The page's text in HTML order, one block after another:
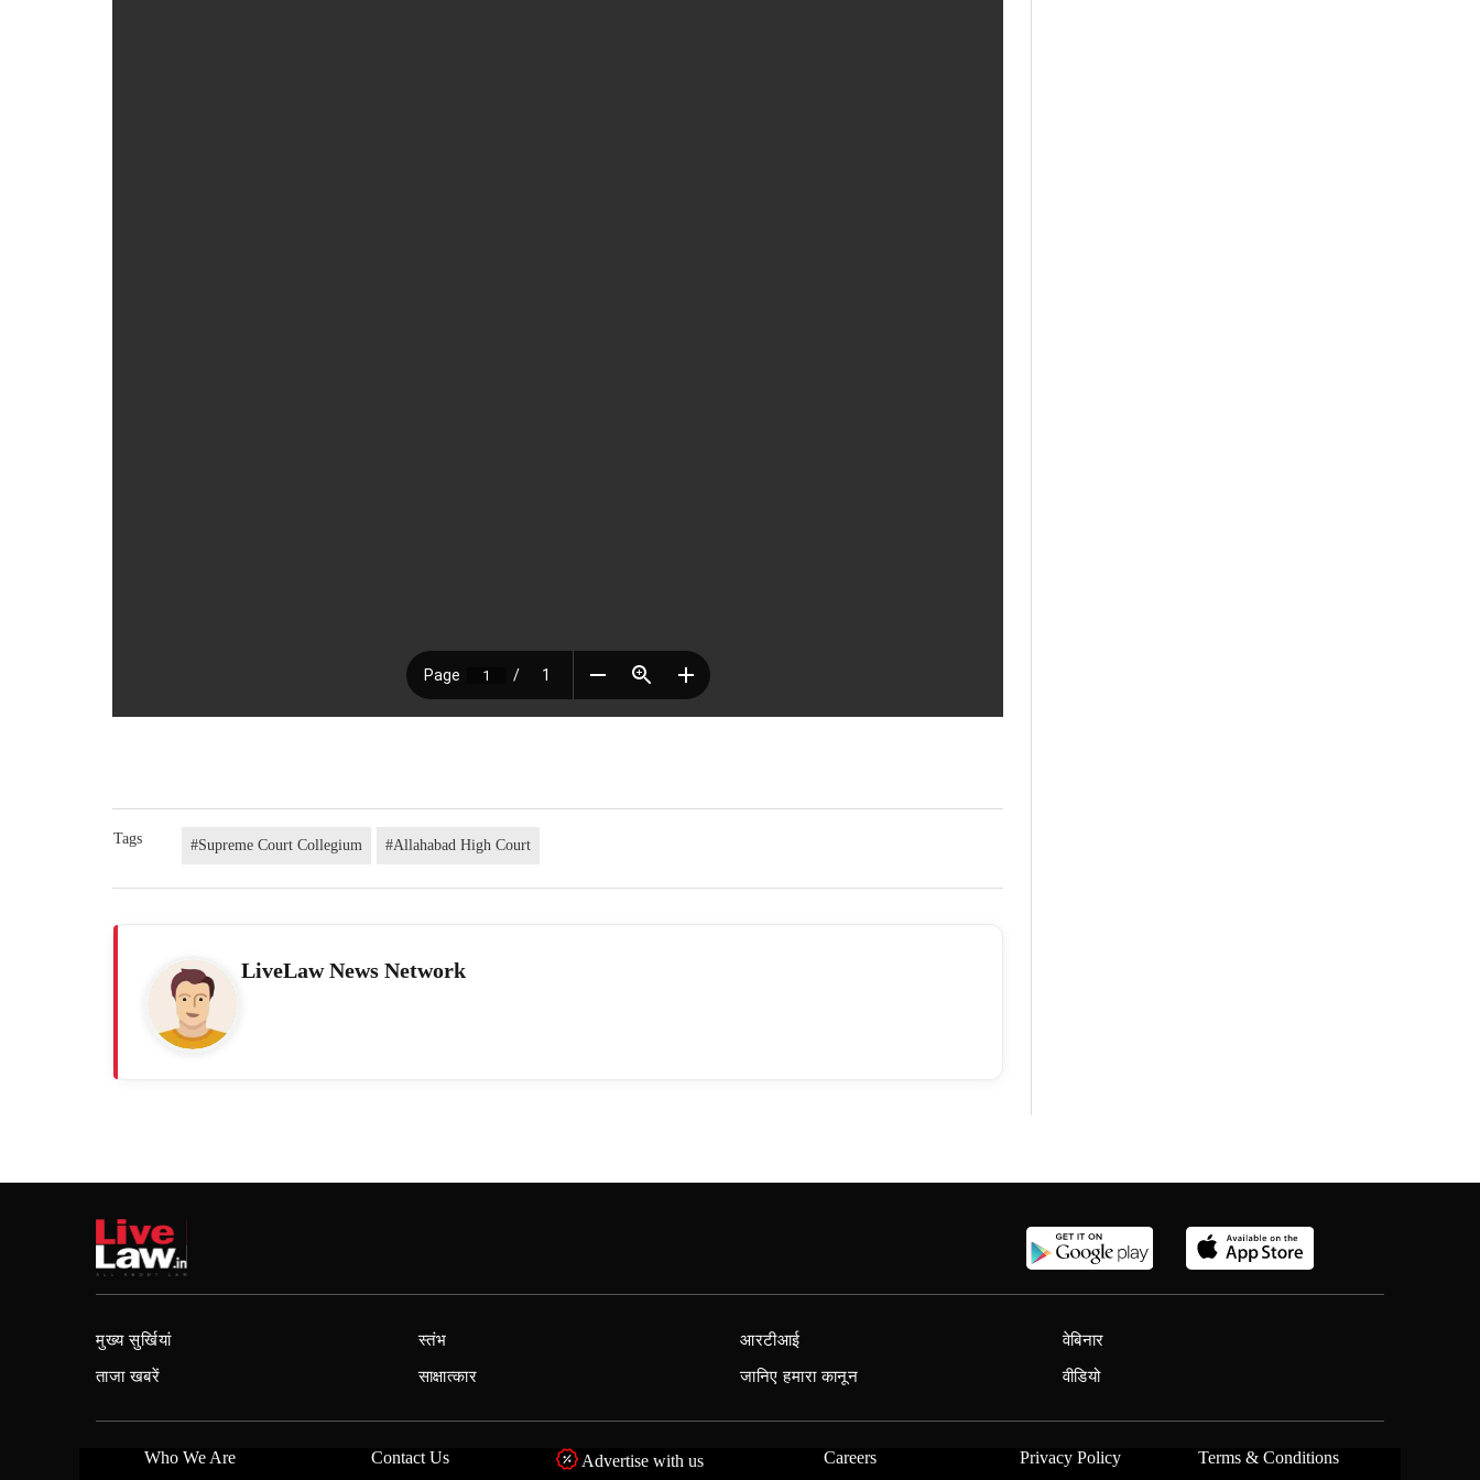
Tags #Supreme Court Collegium #Allahabad High Court
LiveLaw News Network
मुख्य सुर्खियां
ताजा खबरें
स्तंभ
साक्षात्कार
आरटीआई
जानिए हमारा कानून
वेबिनार
वीडियो
Who We Are Contact Us Advertise with us Careers Privacy Policy Terms & Conditions